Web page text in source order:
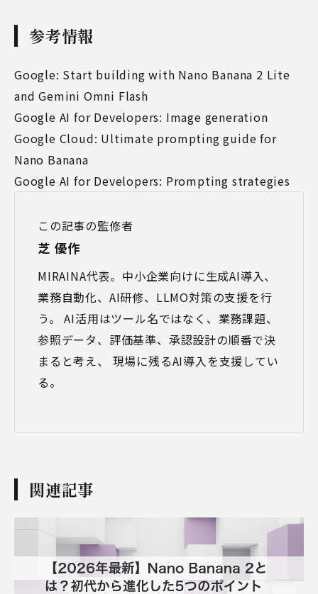
参考情報
Google: Start building with Nano Banana 2 Lite
and Gemini Omni Flash
Google AI for Developers: Image generation
Google Cloud: Ultimate prompting guide for
Nano Banana
Google AI for Developers: Prompting strategies
この記事の監修者
芝 優作
MIRAINA代表。中小企業向けに生成AI導入、
業務自動化、AI研修、LLMO対策の支援を行
う。 AI活用はツール名ではなく、業務課題、
参照データ、評価基準、承認設計の順番で決
まると考え、 現場に残るAI導入を支援してい
る。
関連記事